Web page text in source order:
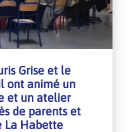
Grise et le
ont animé un
et un atelier
de parents et
La Habette